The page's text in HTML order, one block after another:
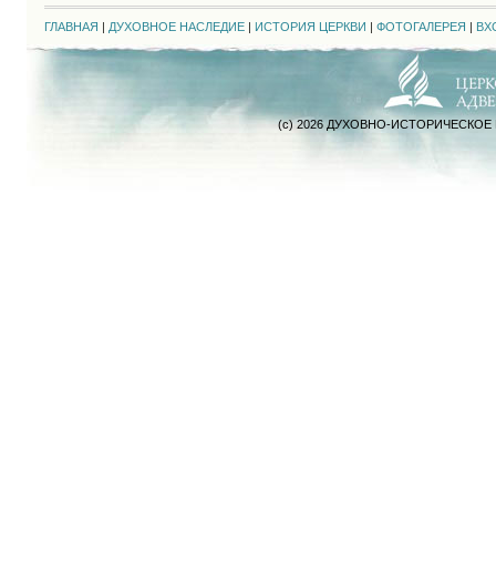
ГЛАВНАЯ | ДУХОВНОЕ НАСЛЕДИЕ | ИСТОРИЯ ЦЕРКВИ | ФОТОГАЛЕРЕЯ |
(c) 2026 ДУХОВНО-